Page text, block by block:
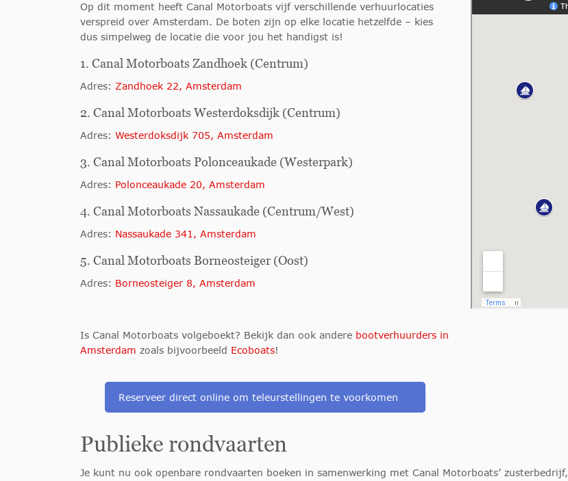
Op dit moment heeft Canal Motorboats vijf verschillende verhuurlocaties
verspreid over Amsterdam. De boten zijn op elke locatie hetzelfde – kies
dus simpelweg de locatie die voor jou het handigst is!
1. Canal Motorboats Zandhoek (Centrum)
Adres: Zandhoek 22, Amsterdam
2. Canal Motorboats Westerdoksdijk (Centrum)
Adres: Westerdoksdijk 705, Amsterdam
3. Canal Motorboats Polonceaukade (Westerpark)
Adres: Polonceaukade 20, Amsterdam
4. Canal Motorboats Nassaukade (Centrum/West)
Adres: Nassaukade 341, Amsterdam
5. Canal Motorboats Borneosteiger (Oost)
Adres: Borneosteiger 8, Amsterdam
Is Canal Motorboats volgeboekt? Bekijk dan ook andere bootverhuurders in
Amsterdam zoals bijvoorbeeld Ecoboats!
Reserveer direct online om teleurstellingen te voorkomen
Publieke rondvaarten
Je kunt nu ook openbare rondvaarten boeken in samenwerking met Canal Motorboats’ zusterbedrijf,